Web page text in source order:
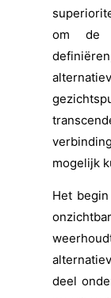
om de
mogelijk
Het
deel